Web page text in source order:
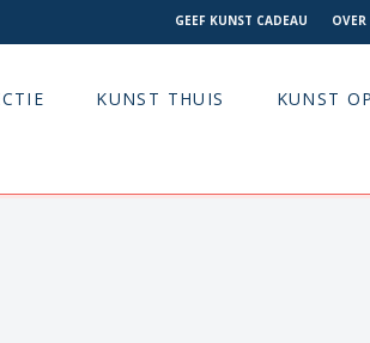
GEEF KUNST CADEAU
KUNST THUIS KUNST